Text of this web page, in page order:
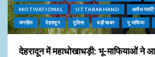
MOTIVATIONAL UTTARAKHAND आवैध
जनहित देहरादून पुलिस बड़ी खबर भू माफिया
देहरादून में महाधोखाधड़ी: भू-माफियाओं ने